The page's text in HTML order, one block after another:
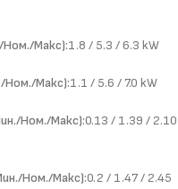
Ном./Макс):1.8 / 5.3 / 6.3 kW
Ном./Макс):1.1 / 5.6 / 7.0 kW
Ном./Макс):0.13 / 1.39 / 2.10
Ном./Макс):0.2 / 1.47 / 2.45